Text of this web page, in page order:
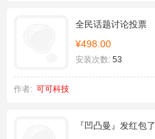
全民话题讨论投票
¥498.00
安装次数: 53
作者: 可可科技
『凹凸曼』发红包了